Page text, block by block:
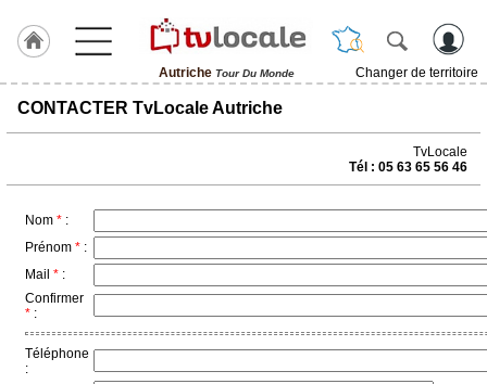
Autriche Tour Du Monde
Changer de territoire
J'adhère
Hulcoq
Autriche
TvLocale
Accueil
RUBRIQUES
CONTACTER TvLocale Autriche
TvLocale
Tél : 05 63 65 56 46
Nom * :
Prénom * :
Mail * :
Confirmer
* :
Téléphone
: